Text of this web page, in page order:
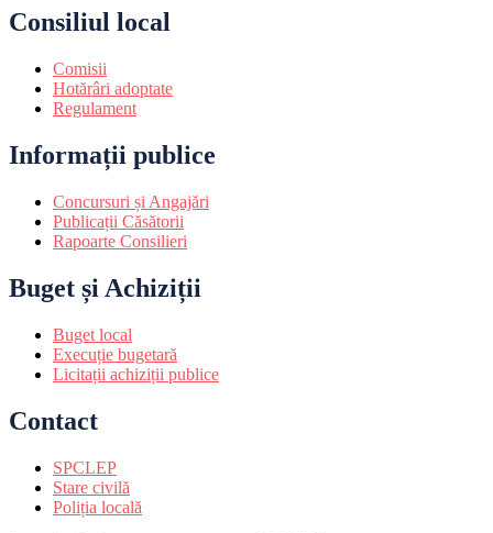
Consiliul local
Comisii
Hotărâri adoptate
Regulament
Informații publice
Concursuri și Angajări
Publicații Căsătorii
Rapoarte Consilieri
Buget și Achiziții
Buget local
Execuție bugetară
Licitații achiziții publice
Contact
SPCLEP
Stare civilă
Poliția locală